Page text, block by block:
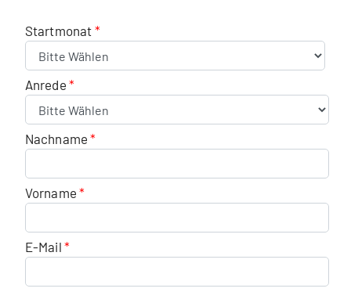
Startmonat
Anrede
Nachname
Vorname
E-Mail